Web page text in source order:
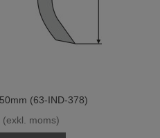
(63-IND-378)
(exkl. moms)